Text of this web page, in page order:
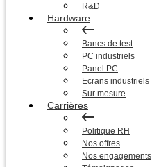
R&D
Hardware
Bancs de test
PC industriels
Panel PC
Ecrans industriels
Sur mesure
Carrières
Politique RH
Nos offres
Nos engagements